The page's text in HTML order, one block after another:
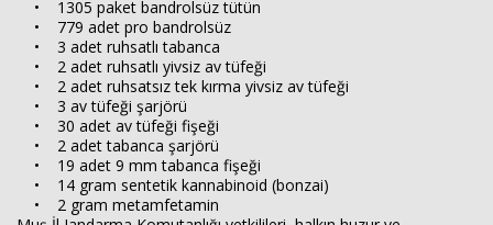
• 1305 paket bandrolsüz tütün
• 779 adet pro bandrolsüz
• 3 adet ruhsatlı tabanca
• 2 adet ruhsatlı yivsiz av tüfeği
• 2 adet ruhsatsız tek kırma yivsiz av tüfeği
• 3 av tüfeği şarjörü
• 30 adet av tüfeği fişeği
• 2 adet tabanca şarjörü
• 19 adet 9 mm tabanca fişeği
• 14 gram sentetik kannabinoid (bonzai)
• 2 gram metamfetamin